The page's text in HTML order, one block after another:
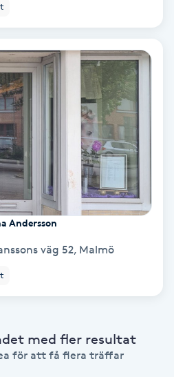
Andersson
väg 52, Malmö
med fler resultat
för att få flera träffar